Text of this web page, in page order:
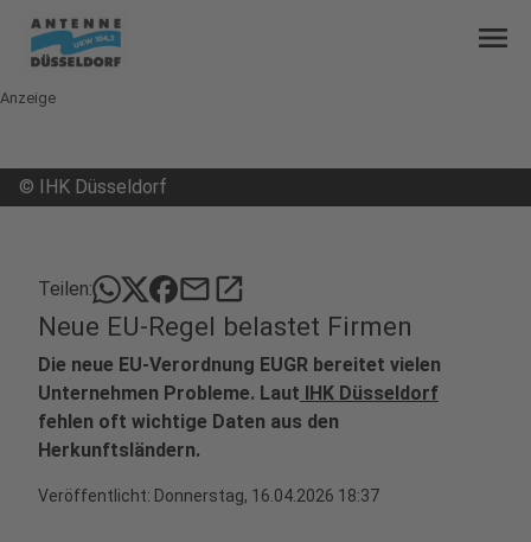
menu
Anzeige
© IHK Düsseldorf
Teilen: mailopen_in_new
Neue EU-Regel belastet Firmen
Die neue EU-Verordnung EUGR bereitet vielen
Unternehmen Probleme. Laut IHK Düsseldorf
fehlen oft wichtige Daten aus den
Herkunftsländern.
Veröffentlicht: Donnerstag, 16.04.2026 18:37